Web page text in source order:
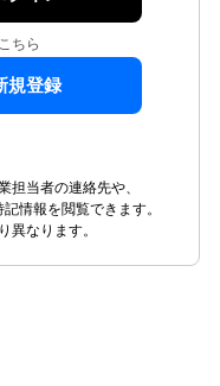
ちら
規登録
担当者の連絡先や、
情報を閲覧できます。
異なります。